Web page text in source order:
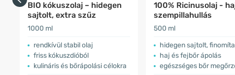
BIO kókuszolaj – hidegen
sajtolt, extra szűz
1000 ml
rendkívül stabil olaj
friss kókuszdióból
kulináris és bőrápolási célokra
100% Ricinusolaj -
szempillahullás
500 ml
hidegen sajtolt,
haj és fejbőr ápolás
egészséges bőr